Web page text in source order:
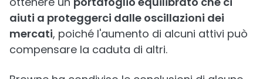
aiuti a proteggerci dalle oscillazioni dei
mercati, poiché l'aumento di alcuni attivi può
compensare la caduta di altri.